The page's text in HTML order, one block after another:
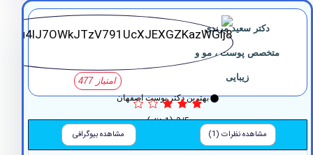
دکتر سعید مرندی
پوست ، مو و
بهترین دکتر پوست اصفهان
3/5 (1 نظر)
مشاهده نظرات (1) مشاهده بیوگرافی